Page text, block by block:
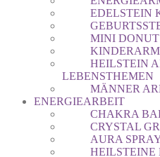
EDELSTEIN
MINI
HEILSTEIN
LEBENSTHEMEN
MÄNNER
ENERGIEARBEIT
CHAKRA
CRYSTAL
AURA